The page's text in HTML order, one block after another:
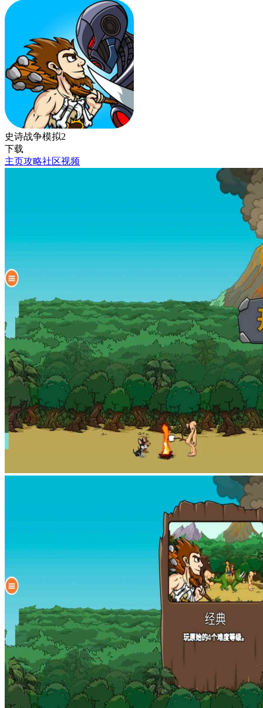
史诗战争模拟2
下载
主页攻略社区视频